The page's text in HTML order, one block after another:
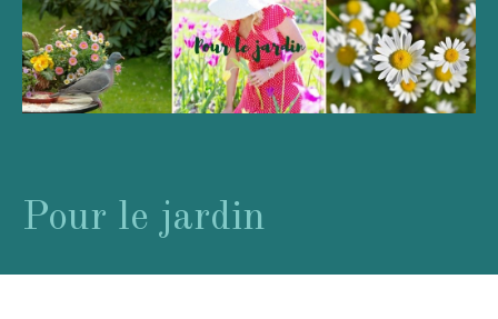
Pour le jardin